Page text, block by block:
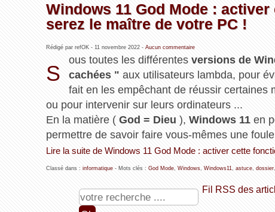
Windows 11 God Mode :
serez le maître de votre PC !
Rédigé par refOK - 11 novembre 2022- Aucun commentaire
S
ous toutes les différentes versions de
cachées " aux utilisateurs lambda, pour
fait en les empêchant de réussir certaines
ou pour intervenir sur leurs ordinateurs ...
En la matière ( God = Dieu ), Windows 11en
permettre de savoir faire vous-mêmes une
Lire la suite de Windows 11 God Mode : activer cette
Classé dans : informatique- Mots clés : God Mode, Windows, Windows11, astuce, dossier,
Fil RSS des